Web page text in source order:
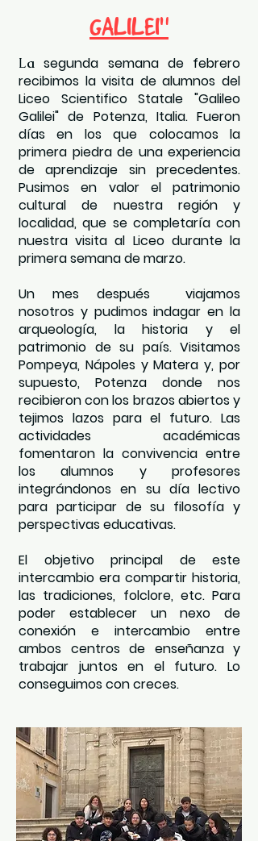
GALILEI"
La segunda semana de febrero
recibimos la visita de alumnos del
Liceo Scientifico Statale "Galileo
Galilei" de Potenza, Italia. Fueron
días en los que colocamos la
primera piedra de una experiencia
de aprendizaje sin precedentes.
Pusimos en valor el patrimonio
cultural de nuestra región y
localidad, que se completaría con
nuestra visita al Liceo durante la
primera semana de marzo.
Un mes después viajamos
nosotros y pudimos indagar en la
arqueología, la historia y el
patrimonio de su país. Visitamos
Pompeya, Nápoles y Matera y, por
supuesto, Potenza donde nos
recibieron con los brazos abiertos y
tejimos lazos para el futuro. Las
actividades académicas
fomentaron la convivencia entre
los alumnos y profesores
integrándonos en su día lectivo
para participar de su filosofía y
perspectivas educativas.
El objetivo principal de este
intercambio era compartir historia,
las tradiciones, folclore, etc. Para
poder establecer un nexo de
conexión e intercambio entre
ambos centros de enseñanza y
trabajar juntos en el futuro. Lo
conseguimos con creces.